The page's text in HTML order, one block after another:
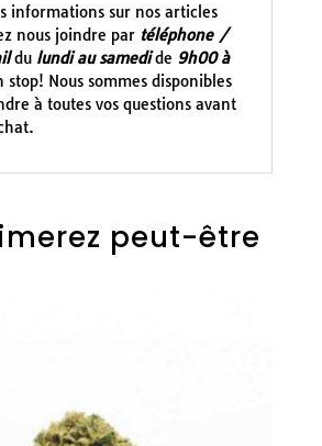
informations sur nos articles
nous joindre par téléphone /
du lundi au samedide 9h00 à
Nous sommes disponibles
à toutes vos questions avant
peut-être